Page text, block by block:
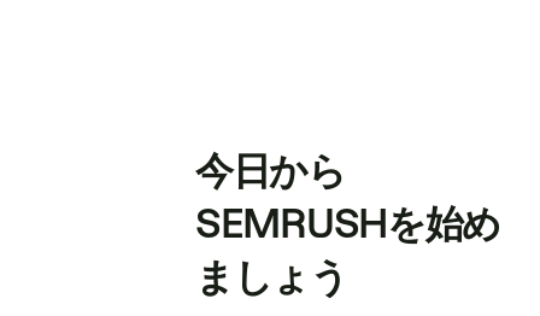
今日から
SEMRUSHを始め
ましょう